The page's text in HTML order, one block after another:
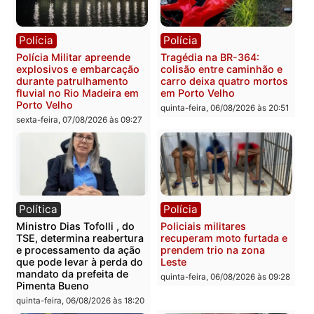
Polícia
Polícia Civil deflagra
operação contra facção
criminosa que atacava
provedores de internet em
Rondônia
sexta-feira, 07/08/2026 às 09:33
Polícia
Homem é encontrado
morto em residência no
bairro Colina Park em RO
Polícia
Polícia Militar apreende
explosivos e embarcação
durante patrulhamento
Polícia
Tragédia na BR-364: